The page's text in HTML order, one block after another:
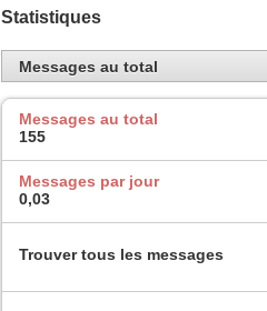
Statistiques
Messages au total
Messages au total
155
Messages par jour
0,03
Trouver tous les messages